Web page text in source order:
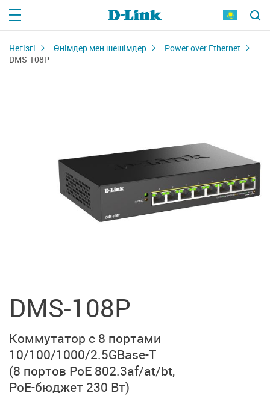
Негізгі Өнімдер мен шешімдер
Power over Ethernet
DMS-108P
DMS-108P
Коммутатор с 8 портами
10/100/1000/2.5GBase-T
(8 портов PoE 802.3af/at/bt,
PoE-бюджет 230 Вт)